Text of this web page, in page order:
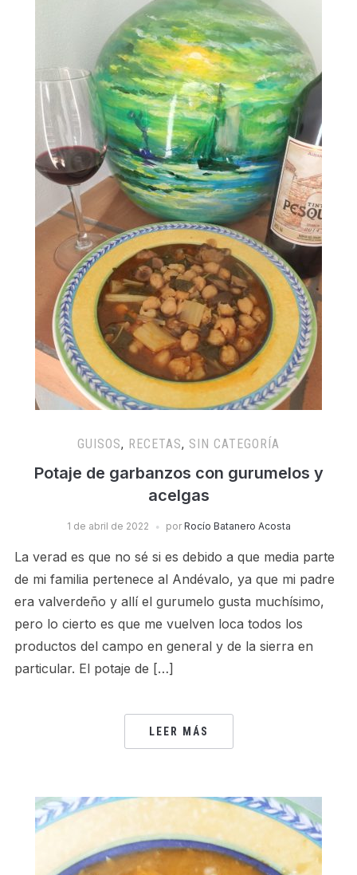
GUISOS, RECETAS, SIN CATEGORÍA
Potaje de garbanzos con gurumelos y
acelgas
1 de abril de 2022 por Rocío Batanero Acosta
La verad es que no sé si es debido a que media parte
de mi familia pertenece al Andévalo, ya que mi padre
era valverdeño y allí el gurumelo gusta muchísimo,
pero lo cierto es que me vuelven loca todos los
productos del campo en general y de la sierra en
particular. El potaje de […]
LEER MÁS